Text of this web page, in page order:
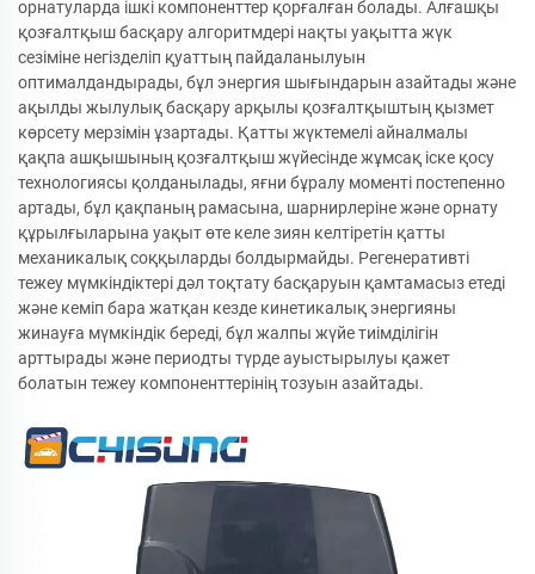
орнатуларда ішкі компоненттер қорғалған болады. Алғашқы
қозғалтқыш басқару алгоритмдері нақты уақытта жүк
сезіміне негізделіп қуаттың пайдаланылуын
оптималдандырады, бұл энергия шығындарын азайтады және
ақылды жылулық басқару арқылы қозғалтқыштың қызмет
көрсету мерзімін ұзартады. Қатты жүктемелі айналмалы
қақпа ашқышының қозғалтқыш жүйесінде жұмсақ іске қосу
технологиясы қолданылады, яғни бұралу моменті постепенно
артады, бұл қақпаның рамасына, шарнирлеріне және орнату
құрылғыларына уақыт өте келе зиян келтіретін қатты
механикалық соққыларды болдырмайды. Регенеративті
тежеу мүмкіндіктері дәл тоқтату басқаруын қамтамасыз етеді
және кеміп бара жатқан кезде кинетикалық энергияны
жинауға мүмкіндік береді, бұл жалпы жүйе тиімділігін
арттырады және периодты түрде ауыстырылуы қажет
болатын тежеу компоненттерінің тозуын азайтады.